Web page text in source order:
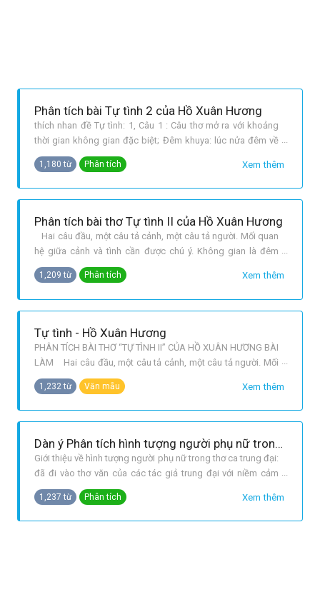
Phân tích bài Tự tình 2 của Hồ Xuân Hương
thích nhan đề Tự tình: 1, Câu 1 : Câu thơ mở ra với khoảng
thời gian không gian đặc biệt; Đêm khuya: lúc nửa đêm về
sáng, khi vạn vật chìm trong bóng tối Trên nền không gian
ấy nổi bật âm thanh tiếng trống điểm canh + “văng vẳng” từ
láy tượng thanh những âm thanh nhỏ từ xa vọng đến càng
gợi cái
Xem thêm
1,180 từ Phân tích
Phân tích bài thơ Tự tình II của Hồ Xuân Hương
Hai câu đầu, một câu tả cảnh, một câu tả người. Mối quan
hệ giữa cảnh và tình cần được chú ý. Không gian là đêm
khuya thanh vắng, tiếng trống cầm canh vang lên như tăng
thêm sự vắng lặng, tô đậm trạng thái cô đơn của Xuân
gáp của thời gian,
Xem thêm
1,209 từ Phân tích
Tự tình - Hồ Xuân Hương
PHÂN TÍCH BÀI THƠ “TỰ TÌNH II” CỦA HỒ XUÂN HƯƠNG BÀI
LÀM Hai câu đầu, một câu tả cảnh, một câu tả người. Mối
quan hệ giữa cảnh và tình cần được chú ý. Không gian là
đêm khuya thanh vắng, tiếng trống cầm canh vang lên như
Hương. Tiếng trống
Xem thêm
1,232 từ Văn mẫu
Dàn ý Phân tích hình tượng người phụ nữ trong bài thơ Tự tình II
Giới thiệu về hình tượng người phụ nữ trong thơ ca trung đại:
đã đi vào thơ văn của các tác giả trung đại với niềm cảm
thông sâu sắc Giới thiệu nữ sĩ Hồ Xuân Hương và hình tượng
người phụ nữ trong Tự tình II: Hồ Xuân Hương đặc biệt bởi
Xem thêm
1,237 từ Phân tích